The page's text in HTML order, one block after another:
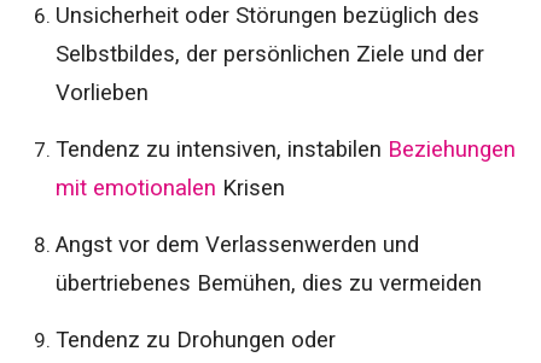
Unsicherheit oder Störungen bezüglich des
Selbstbildes, der persönlichen Ziele und der
Vorlieben
Tendenz zu intensiven, instabilen Beziehungen
mit emotionalen Krisen
Angst vor dem Verlassenwerden und
übertriebenes Bemühen, dies zu vermeiden
Tendenz zu Drohungen oder